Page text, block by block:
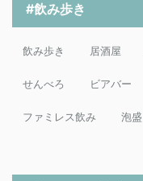
#飲み歩き
飲み歩き 居酒屋
せんべろ ビアバー
ファミレス飲み 泡盛